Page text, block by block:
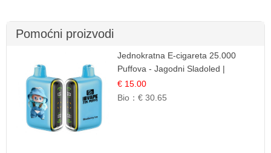
Pomoćni proizvodi
Jednokratna E-cigareta 25.000
Puffova - Jagodni Sladoled |
Kremasta Slatka Okus
€ 15.00
Bio：€ 30.65